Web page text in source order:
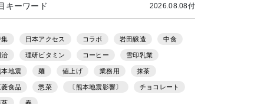
キーワード 2026.08.08付
集 日本アクセス コラボ 岩田醸造 中食
治 理研ビタミン コーヒー 雪印乳業
本地震 麺 値上げ 業務用 抹茶
菱食品 惣菜 〔熊本地震影響〕 チョコレート